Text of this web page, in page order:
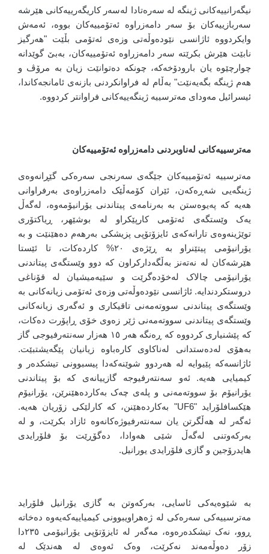
نیگەرانییەکانی ژینگە لە سەرەتادا لەسەر کاریگەرییەکانی هێرشە
سەربازییەکان بۆ سەر دامەزراوە ئەتۆمییەکان بووە، ئەمەش
وایکردووە ئاژانسی نێودەوڵەتی وزەی ئەتۆمی بڵێت "هەرگیز
نابێت هێرش بکرێتە سەر دامەزراوە ئەتۆمییەکان، بەبێ گوێدانە
چوارچێوە یان بارودۆخەکە، چونکە دەتوانێت زیان بە مرۆڤ و
هەم ژینگە بگەیەنێت" بەڵام لە فراوانکردنی بازنەی ئامانجەکاندا،
ئیسرائیل مەودای مەترسییە ژینگەییەکانی فراوانتر کردووە.
مەترسییەکانی لەناوبردنی دامەزراوە ئەتۆمییەکان
مەترسییە ئەتۆمییەکان جێگەی سەرنجی سەرەکی گێڕانەوەی
ژینگەیی شەڕەکەن، ئێران کۆمەڵێک دامەزراوەی بەرفراوانی
هەیە کە پەیوەستن بە بەرنامەی پیتاندنی یۆرانیۆمەوە، لەگەڵ
یەک وێستگەی ئەتۆمی کارپێکراو لە بوشێهر، ڕیاکتۆری
توێژینەوەی تارانەکەی ئایزۆتۆپی پزیشکی بەرهەم دەهێنێت و بە
یۆرانیۆمی پیتێنراو بە ڕێژەی ٢٠% کاردەکات، تا ئێستا
هێرشەکان لە نەتەنز بەڵگەدارکراون کە دوو وێستگەی پیتاندنی
یۆرانیۆمی چالاک لەخۆدەگرێت و سێیەمیشیان لە قۆناغی
دروستکردندایە. ئاژانسی نێودەوڵەتی وزەی ئەتۆمی زیانەکانی بە
وێستگەی پیتاندنی سووتەمەنی تاقیکاری و ئەگەری زیانەکانی
وێستگەی پیتاندنی سووتەمەنی ژێر زەوی خۆی ڕاپۆرت دەکات،
کە پێشنیاری کردووە کە ڕەنگە هەر ١٥ هەزار سەنتەرفیوجی گاز
بەهۆی لەدەستدانی لەناکاوی کارەباوە زیانیان پێگەیشتبێت.
ئاژانسەکە پێیوایە لە هەردوو شوێنەکەدا پیسبوونی تیشکدەر و
کیمیایی هەیە. ئەو سەنتەرفیوجە گازییانەی کە بۆ پیتاندنی
یۆرانیۆم بۆ سووتەمەنی و پلەی چەک بەکاردەهێنرێن، یۆرانیۆم
هێکسافلۆراید "UF6" بەکاردەهێنن، کە کارلێکی زۆریان هەیە.
ئەگەر لە هەڵگرتن یان سەنتەرفیوژەکانەوە ئازاد بکرێت، و لە
بەرکەوتنی لەگەڵ شێی هەوادا، دەگۆڕێت بۆ فلۆرایدی
هایدرۆجین و گازی فلۆرایدی یورانیل.
بە شێوەیەکی ئاسایی، بەرکەوتن بە گازی یۆرانیل فلۆراید
مەترسییەکی سەرەکی لە ژەهراویبوونی کیمیاییەکەیەوە دەخاتە
ڕوو، نەک تیشکدەرەوە، مەگەر لە ئایزۆتۆپی یۆرانیۆمی ٢٣٥دا
زۆر دەوڵەمەند نەکرێت، وەک ئەوەی لە هەندێک لە